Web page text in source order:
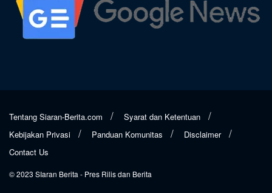
Tentang Siaran-Berita.com
Syarat dan Ketentuan
Kebijakan Privasi
Panduan Komunitas
Disclaimer
Contact Us
© 2023 SIaran Berita - Pres Rilis dan Berita